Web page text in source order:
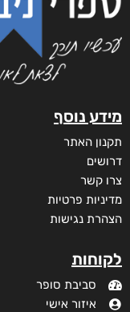
מידע נוסף
תקנון האתר
דרושים
צרו קשר
מדיניות פרטיות
הצהרת נגישות
לקוחות
סביבת סופר
איזור אישי